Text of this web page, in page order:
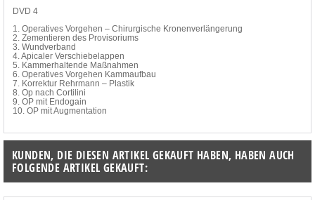
DVD 4
1. Operatives Vorgehen – Chirurgische Kronenverlängerung
2. Zementieren des Provisoriums
3. Wundverband
4. Apicaler Verschiebelappen
5. Kammerhaltende Maßnahmen
6. Operatives Vorgehen Kammaufbau
7. Korrektur Rehrmann – Plastik
8. Op nach Cortilini
9. OP mit Endogain
10. OP mit Augmentation
KUNDEN, DIE DIESEN ARTIKEL GEKAUFT HABEN, HABEN AUCH
FOLGENDE ARTIKEL GEKAUFT: